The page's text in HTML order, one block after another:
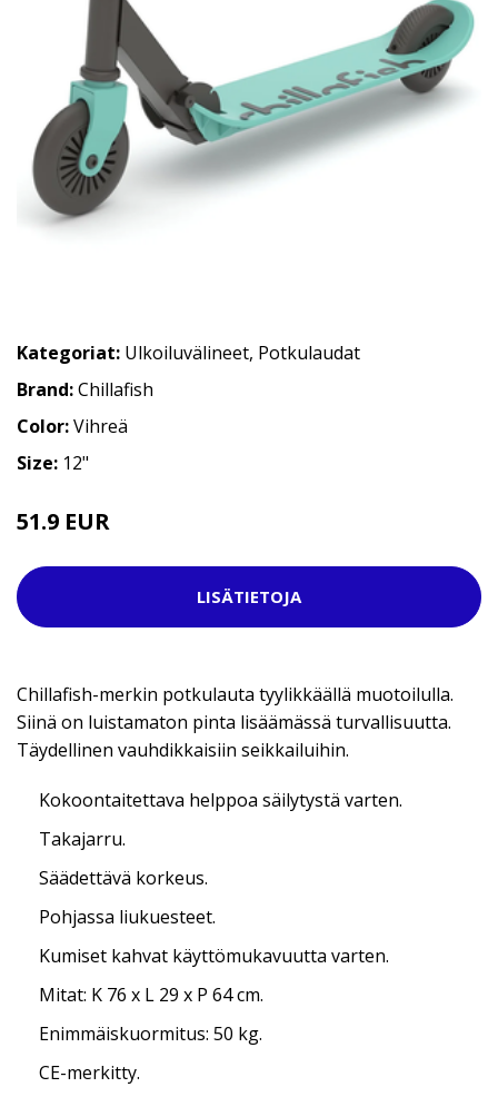
Kategoriat: Ulkoiluvälineet, Potkulaudat
Brand:Chillafish
Color:Vihreä
Size: 12"
51.9 EUR
LISÄTIETOJA
Chillafish-merkin potkulauta tyylikkäällä muotoilulla.
Siinä on luistamaton pinta lisäämässä turvallisuutta.
Täydellinen vauhdikkaisiin seikkailuihin.
Kokoontaitettava helppoa säilytystä varten.
Takajarru.
Säädettävä korkeus.
Pohjassa liukuesteet.
Kumiset kahvat käyttömukavuutta varten.
Mitat: K 76 x L 29 x P 64 cm.
Enimmäiskuormitus: 50 kg.
CE-merkitty.